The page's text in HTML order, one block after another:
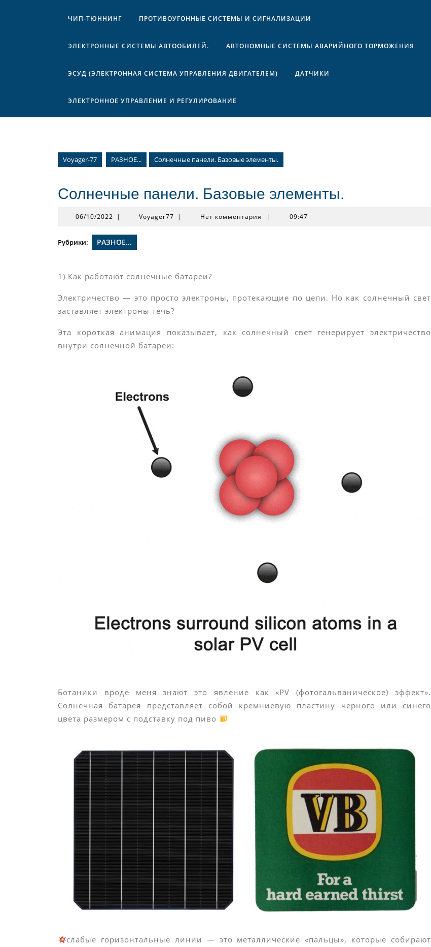
ЧИП-ТЮННИНГ ПРОТИВОУГОННЫЕ СИСТЕМЫ И СИГНАЛИЗАЦИИ
ЭЛЕКТРОННЫЕ СИСТЕМЫ АВТООБИЛЕЙ. АВТОНОМНЫЕ СИСТЕМЫ АВАРИЙНОГО ТОРМОЖЕНИЯ
ЭСУД (ЭЛЕКТРОННАЯ СИСТЕМА УПРАВЛЕНИЯ ДВИГАТЕЛЕМ) ДАТЧИКИ
ЭЛЕКТРОННОЕ УПРАВЛЕНИЕ И РЕГУЛИРОВАНИЕ
Voyager-77 РАЗНОЕ... Солнечные панели. Базовые элементы.
Солнечные панели. Базовые элементы.
06/10/2022 06/10/2022
| Voyager77 Voyager77
| Нет комментария | 09:47
Рубрики: РАЗНОЕ...
1) Как работают солнечные батареи?
Электричество — это просто электроны, протекающие по цепи. Но как солнечный свет
заставляет электроны течь?
Эта короткая анимация показывает, как солнечный свет генерирует электричество
внутри солнечной батареи:
Ботаники вроде меня знают это явление как «PV (фотогальваническое) эффект».
Солнечная батарея представляет собой кремниевую пластину черного или синего
цвета размером с подставку под пиво
слабые горизонтальные линии — это металлические «пальцы», которые собирают